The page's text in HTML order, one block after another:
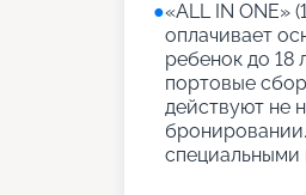
●«АLL IN ONE»
оплачивает
ребенок до 18
портовые
действуют не